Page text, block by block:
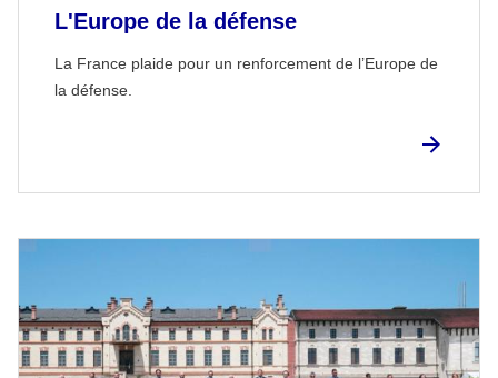
L'Europe de la défense
La France plaide pour un renforcement de l’Europe de
la défense.